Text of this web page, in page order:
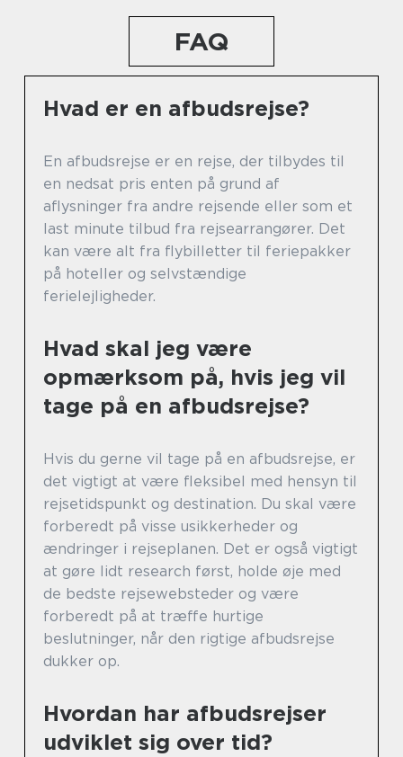
FAQ
Hvad er en afbudsrejse?
En afbudsrejse er en rejse, der tilbydes til
en nedsat pris enten på grund af
aflysninger fra andre rejsende eller som et
last minute tilbud fra rejsearrangører. Det
kan være alt fra flybilletter til feriepakker
på hoteller og selvstændige
ferielejligheder.
Hvad skal jeg være
opmærksom på, hvis jeg vil
tage på en afbudsrejse?
Hvis du gerne vil tage på en afbudsrejse, er
det vigtigt at være fleksibel med hensyn til
rejsetidspunkt og destination. Du skal være
forberedt på visse usikkerheder og
ændringer i rejseplanen. Det er også vigtigt
at gøre lidt research først, holde øje med
de bedste rejsewebsteder og være
forberedt på at træffe hurtige
beslutninger, når den rigtige afbudsrejse
dukker op.
Hvordan har afbudsrejser
udviklet sig over tid?